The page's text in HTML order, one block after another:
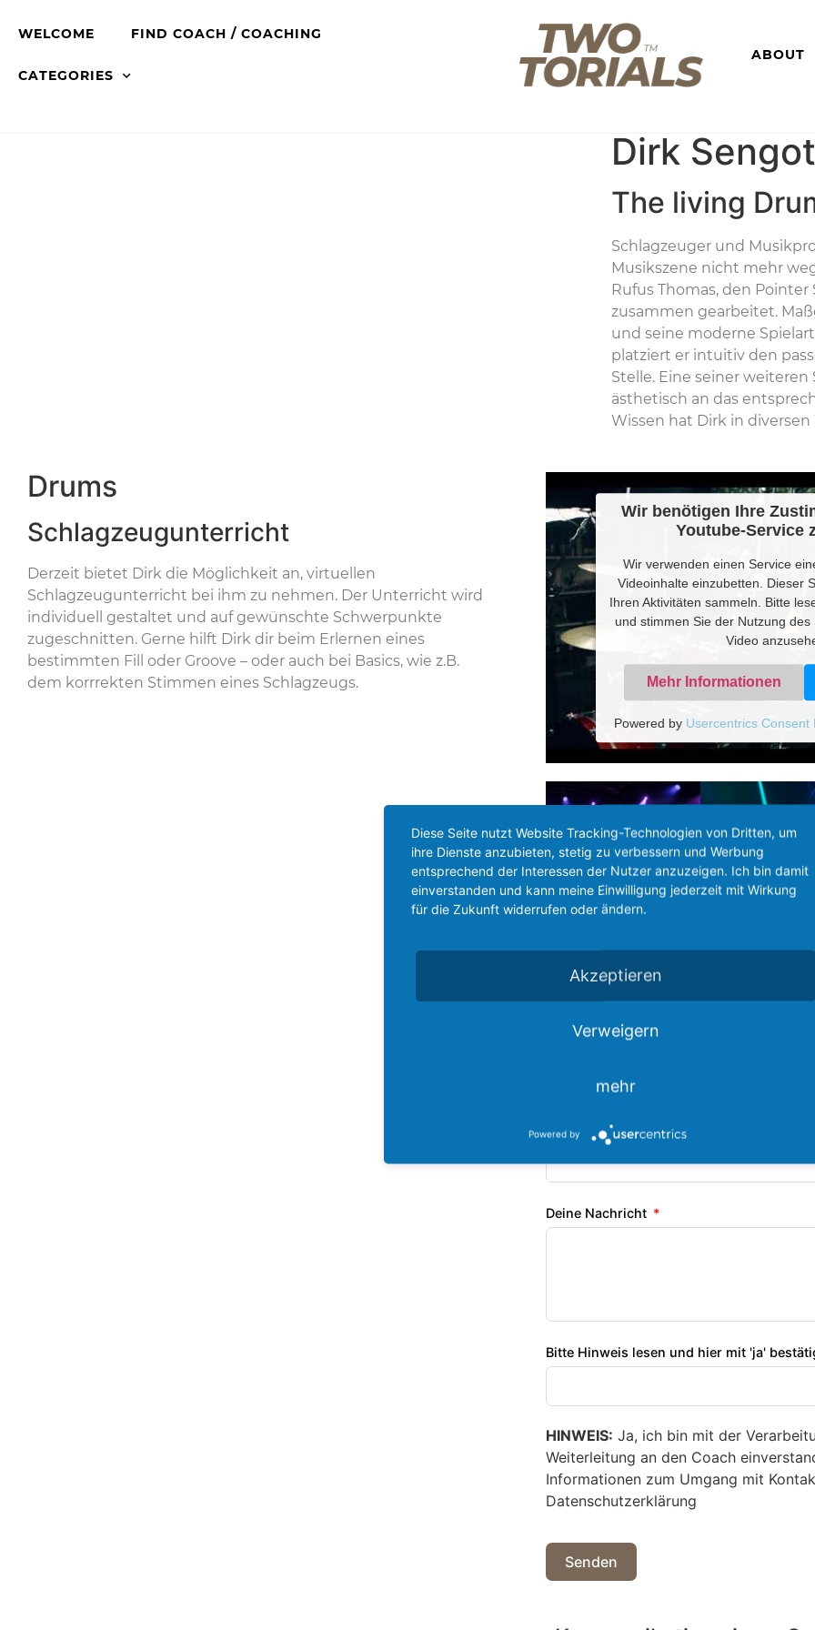
WELCOME FIND COACH / COACHING
CATEGORIES
ABOUT
Dirk
The living
Schlagzeuger und
Musikszene nicht mehr
Rufus Thomas, den Pointer
zusammen gearbeitet.
und seine moderne
platziert er intuitiv den
Stelle. Eine seiner
ästhetisch an das
Wissen hat Dirk in
Drums
Schlagzeugunterricht
Derzeit bietet Dirk die Möglichkeit an, virtuellen
Schlagzeugunterricht bei ihm zu nehmen. Der Unterricht wird
individuell gestaltet und auf gewünschte Schwerpunkte
zugeschnitten. Gerne hilft Dirk dir beim Erlernen eines
bestimmten Fill oder Groove – oder auch bei Basics, wie z.B.
dem korrrekten Stimmen eines Schlagzeugs.
Wir benötigen Ihre
Youtube-Service
Wir verwenden einen Service
Videoinhalte einzubetten. Dieser
Ihren Aktivitäten sammeln. Bitte
und stimmen Sie der Nutzung
Video
Mehr Informationen
Powered by Usercentrics
Fragen an den
Deine E-Mail
Deine Nachricht
Bitte Hinweis lesen und hier mit 'ja'
HINWEIS: Ja, ich bin mit der
Weiterleitung an den Coach
Informationen zum Umgang mit
Datenschutzerklärung
Senden
Diese Seite nutzt Website Tracking-Technologien von Dritten, um
ihre Dienste anzubieten, stetig zu verbessern und Werbung
entsprechend der Interessen der Nutzer anzuzeigen. Ich bin damit
einverstanden und kann meine Einwilligung jederzeit mit Wirkung
für die Zukunft widerrufen oder ändern.
Akzeptieren
Verweigern
mehr
Powered by